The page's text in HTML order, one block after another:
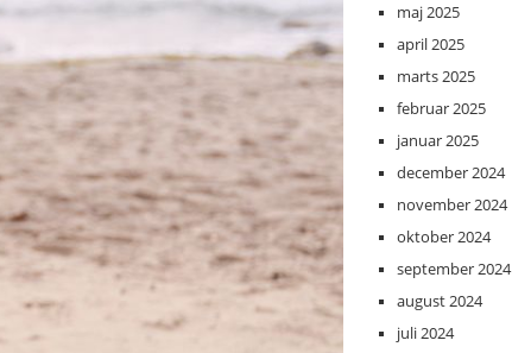
maj 2025
april 2025
marts 2025
februar 2025
januar 2025
december 2024
november 2024
oktober 2024
september 2024
august 2024
juli 2024